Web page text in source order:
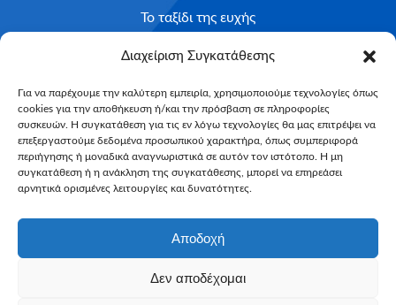
Διαχείριση Συγκατάθεσης
Για να παρέχουμε την καλύτερη εμπειρία, χρησιμοποιούμε τεχνολογίες όπως
cookies για την αποθήκευση ή/και την πρόσβαση σε πληροφορίες
συσκευών. Η συγκατάθεση για τις εν λόγω τεχνολογίες θα μας επιτρέψει να
επεξεργαστούμε δεδομένα προσωπικού χαρακτήρα, όπως συμπεριφορά
περιήγησης ή μοναδικά αναγνωριστικά σε αυτόν τον ιστότοπο. Η μη
συγκατάθεση ή η ανάκληση της συγκατάθεσης, μπορεί να επηρεάσει
αρνητικά ορισμένες λειτουργίες και δυνατότητες.
Αποδοχή
Δεν αποδέχομαι
Το ταξίδι της ευχής
Κριτήρια Καταλληλότητας
Υποβολή Αιτήματος
NEWSLETTER
Email*